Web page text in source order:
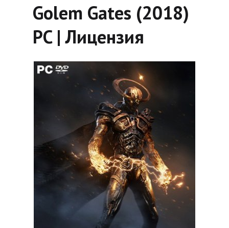
Golem Gates (2018)
PC | Лицензия